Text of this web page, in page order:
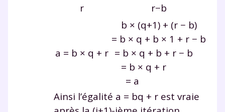
r
r−b
a = b × q + r
b × (q+1) + (r − b)
= b × q + b × 1 + r − b
= b × q + b + r − b
= b × q + r
= a
Ainsi l’égalité a = bq + r est vraie